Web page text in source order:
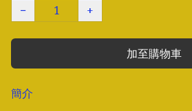
−
+
加至購物車
簡介